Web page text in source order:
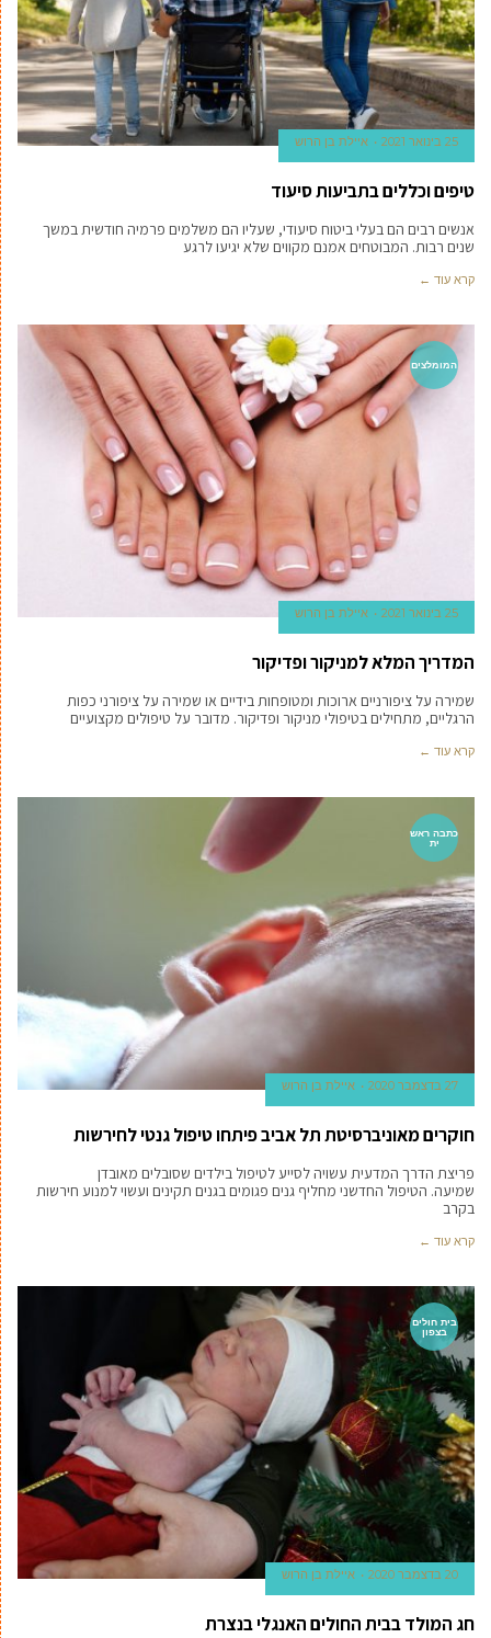
25 בינואר 2021 איילת בן הרוש
טיפים וכללים בתביעות סיעוד
אנשים רבים הם בעלי ביטוח סיעודי, שעליו הם משלמים פרמיה חודשית במשך
שנים רבות. המבוטחים אמנם מקווים שלא יגיעו לרגע
קרא עוד ←
המומלצים
25 בינואר 2021 איילת בן הרוש
המדריך המלא למניקור ופדיקור
שמירה על ציפורניים ארוכות ומטופחות בידיים או שמירה על ציפורני כפות
הרגליים, מתחילים בטיפולי מניקור ופדיקור. מדובר על טיפולים מקצועיים
קרא עוד ←
כתבה ראש
ית
27 בדצמבר 2020 איילת בן הרוש
חוקרים מאוניברסיטת תל אביב פיתחו טיפול גנטי לחירשות
פריצת הדרך המדעית עשויה לסייע לטיפול בילדים שסובלים מאובדן
שמיעה. הטיפול החדשני מחליף גנים פגומים בגנים תקינים ועשוי למנוע חירשות
בקרב
קרא עוד ←
בית חולים
בצפון
20 בדצמבר 2020 איילת בן הרוש
חג המולד בבית החולים האנגלי בנצרת